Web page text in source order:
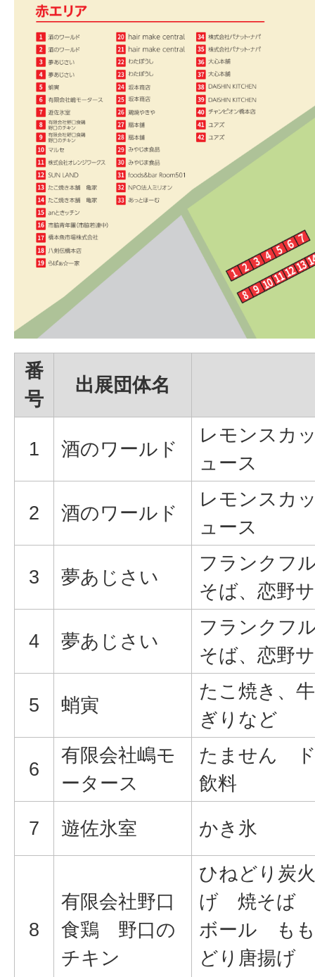
番
号
出展団体名
1 酒のワールド
レモンスカ
ュース
2 酒のワールド
レモンスカ
ュース
3 夢あじさい
フランクフ
そば、恋野
4 夢あじさい
フランクフ
そば、恋野
5 蛸寅
たこ焼き、
ぎりなど
6
有限会社嶋モ
ータース
たません
飲料
7 遊佐氷室 かき氷
8
有限会社野口
食鶏 野口の
チキン
ひねどり炭
げ 焼そば
ボール も
どり唐揚げ